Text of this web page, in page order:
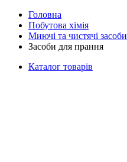
Головна
Побутова хімія
Миючі та чистячі засоби
Засоби для прання
Каталог товарів